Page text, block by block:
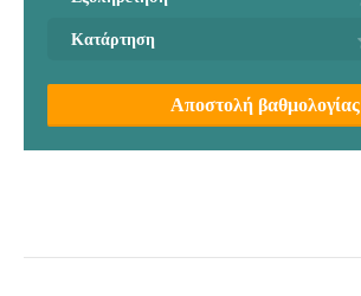
Κατάρτηση
Αποστολή βαθμολογίας